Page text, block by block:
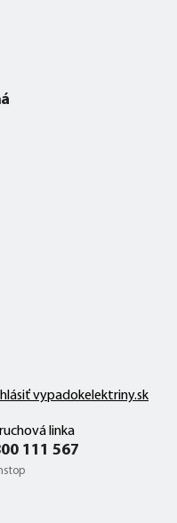
vypadokelektriny.sk
linka
111 567